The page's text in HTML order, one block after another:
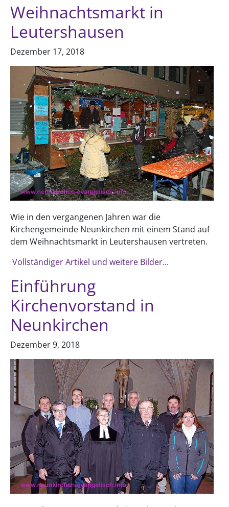
Weihnachtsmarkt in
Leutershausen
Dezember 17, 2018
Wie in den vergangenen Jahren war die
Kirchengemeinde Neunkirchen mit einem Stand auf
dem Weihnachtsmarkt in Leutershausen vertreten.
Vollständiger Artikel und weitere Bilder...
Einführung
Kirchenvorstand in
Neunkirchen
Dezember 9, 2018